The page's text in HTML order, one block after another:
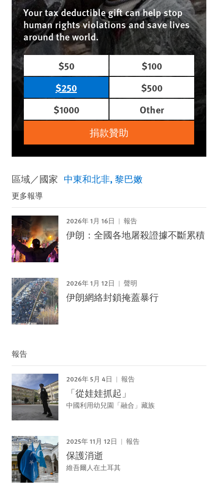
Your tax deductible gift can help stop
human rights violations and save lives
around the world.
$50
$100
$250
$500
$1000
Other
捐款贊助
區域／國家 中東和北非 黎巴嫩
更多報導
2026年 1月 16日 報告
伊朗：全國各地屠殺證據不斷累積
2026年 1月 12日 聲明
伊朗網絡封鎖掩蓋暴行
報告
2026年 5月 4日 報告
「從娃娃抓起」
中國利用幼兒園「融合」藏族
2025年 11月 12日 報告
保護消逝
維吾爾人在土耳其